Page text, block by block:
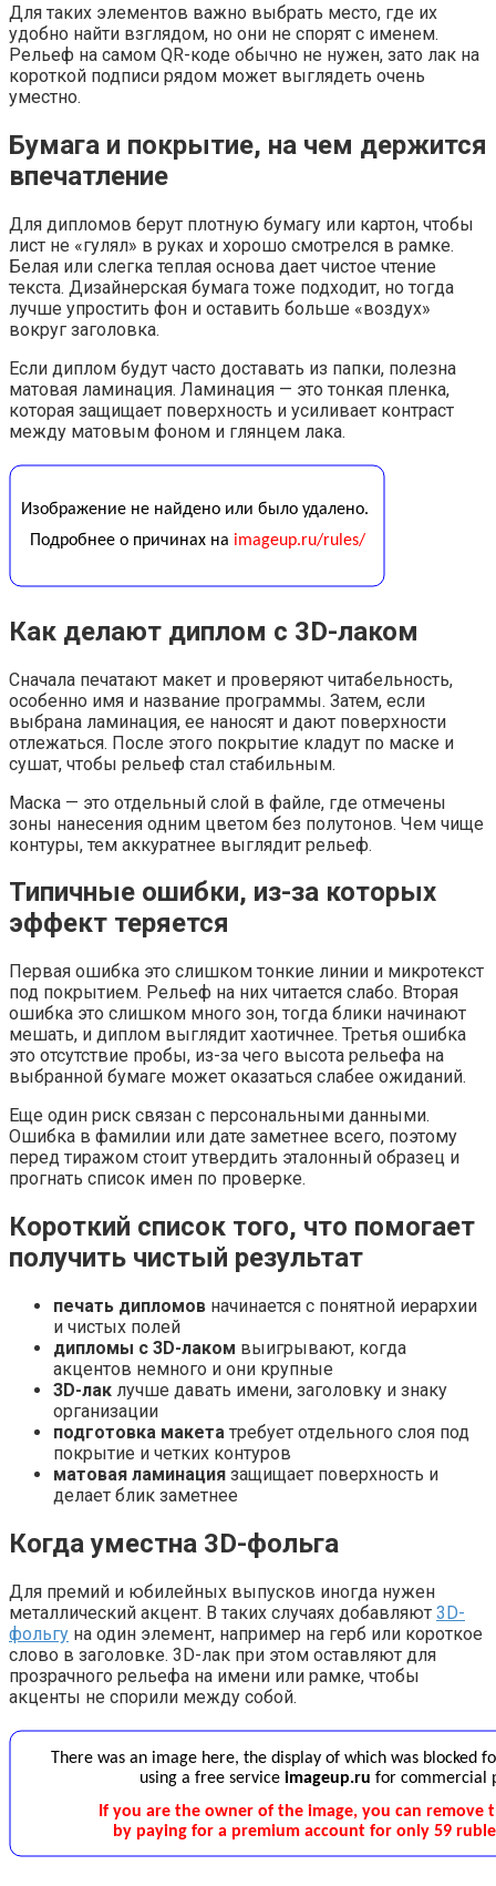
Для таких элементов важно выбрать место, где их
удобно найти взглядом, но они не спорят с именем.
Рельеф на самом QR-коде обычно не нужен, зато лак на
короткой подписи рядом может выглядеть очень
уместно.
Бумага и покрытие, на чем держится
впечатление
Для дипломов берут плотную бумагу или картон, чтобы
лист не «гулял» в руках и хорошо смотрелся в рамке.
Белая или слегка теплая основа дает чистое чтение
текста. Дизайнерская бумага тоже подходит, но тогда
лучше упростить фон и оставить больше «воздух»
вокруг заголовка.
Если диплом будут часто доставать из папки, полезна
матовая ламинация. Ламинация — это тонкая пленка,
которая защищает поверхность и усиливает контраст
между матовым фоном и глянцем лака.
Как делают диплом с 3D-лаком
Сначала печатают макет и проверяют читабельность,
особенно имя и название программы. Затем, если
выбрана ламинация, ее наносят и дают поверхности
отлежаться. После этого покрытие кладут по маске и
сушат, чтобы рельеф стал стабильным.
Маска — это отдельный слой в файле, где отмечены
зоны нанесения одним цветом без полутонов. Чем чище
контуры, тем аккуратнее выглядит рельеф.
Типичные ошибки, из-за которых
эффект теряется
Первая ошибка это слишком тонкие линии и микротекст
под покрытием. Рельеф на них читается слабо. Вторая
ошибка это слишком много зон, тогда блики начинают
мешать, и диплом выглядит хаотичнее. Третья ошибка
это отсутствие пробы, из-за чего высота рельефа на
выбранной бумаге может оказаться слабее ожиданий.
Еще один риск связан с персональными данными.
Ошибка в фамилии или дате заметнее всего, поэтому
перед тиражом стоит утвердить эталонный образец и
прогнать список имен по проверке.
Короткий список того, что помогает
получить чистый результат
печать дипломов начинается с понятной иерархии
и чистых полей
дипломы с 3D-лаком выигрывают, когда
акцентов немного и они крупные
3D-лак лучше давать имени, заголовку и знаку
организации
подготовка макета требует отдельного слоя под
покрытие и четких контуров
матовая ламинация защищает поверхность и
делает блик заметнее
Когда уместна 3D-фольга
Для премий и юбилейных выпусков иногда нужен
металлический акцент. В таких случаях добавляют 3D-
фольгу на один элемент, например на герб или короткое
слово в заголовке. 3D-лак при этом оставляют для
прозрачного рельефа на имени или рамке, чтобы
акценты не спорили между собой.